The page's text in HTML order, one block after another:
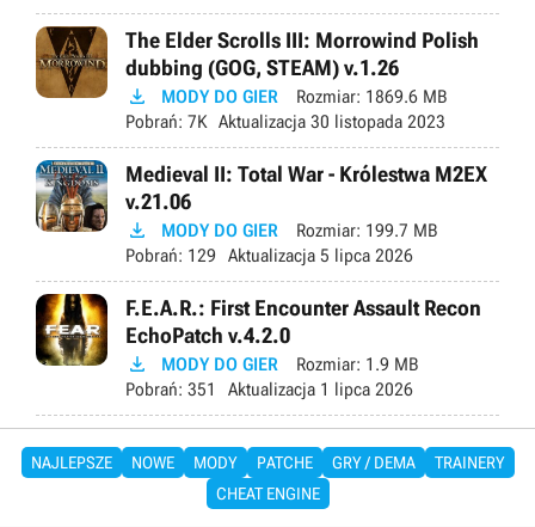
The Elder Scrolls III: Morrowind Polish
dubbing (GOG, STEAM) v.1.26
 MODY DO GIER Rozmiar: 1869.6 MB
Pobrań: 7K Aktualizacja 30 listopada 2023
Medieval II: Total War - Królestwa M2EX
v.21.06
 MODY DO GIER Rozmiar: 199.7 MB
Pobrań: 129 Aktualizacja 5 lipca 2026
F.E.A.R.: First Encounter Assault Recon
EchoPatch v.4.2.0
 MODY DO GIER Rozmiar: 1.9 MB
Pobrań: 351 Aktualizacja 1 lipca 2026
NAJLEPSZE NOWE MODY PATCHE GRY / DEMA
TRAINERY
CHEAT ENGINE